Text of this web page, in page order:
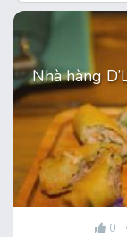
Nhà hàng
0